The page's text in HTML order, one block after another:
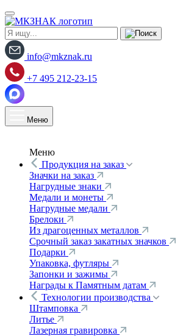
info@mkznak.ru
+7 495 212-23-15
Меню
Меню
Продукция на заказ
Значки на заказ
Нагрудные знаки
Медали и монеты
Нагрудные медали
Брелоки
Из драгоценных металлов
Срочный заказ закатных значков
Подарки
Упаковка, футляры
Запонки и зажимы
Награды к Памятным датам
Технологии производства
Штамповка
Литье
Лазерная гравировка